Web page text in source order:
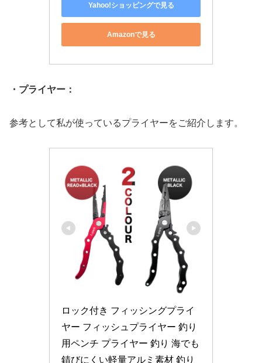
Yahoo!ショッピングで見る
Amazonで見る
・プライヤー：
参考として私が使っているプライヤーをご紹介します。
ロック付き フィッシングプライ
ヤー フィッシュプライヤー 釣り
用ペンチ プライヤー 釣り 海でも
錆びにくい軽量アルミ素材 釣り